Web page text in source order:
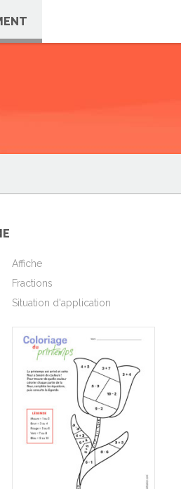
Affiche
Fractions
Situation d'application